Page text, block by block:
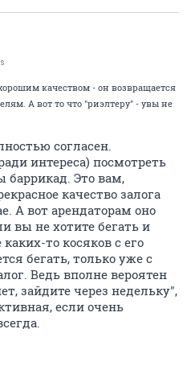
качеством - он возвращается
А вот то что "риэлтеру" - увы не
согласен.
интереса) посмотреть
баррикад. Это вам,
качество залога
А вот арендаторам оно
вы не хотите бегать и
то косяков с его
бегать, только уже с
Ведь вполне вероятен
зайдите через недельку",
если очень